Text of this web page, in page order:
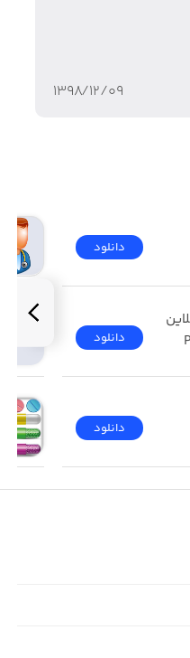
۱۳۹۸/۱۲/۰۹
دانلود
دانلود
دانلود